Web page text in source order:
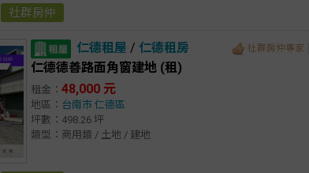
社群房仲
仁德租屋 / 仁德租房 社群房仲專家
仁德德善路面角窗建地 (租)
租金： 48,000 元
地區： 台南市 仁德區
坪數：498.26 坪
類型：商用類 / 土地 / 建地